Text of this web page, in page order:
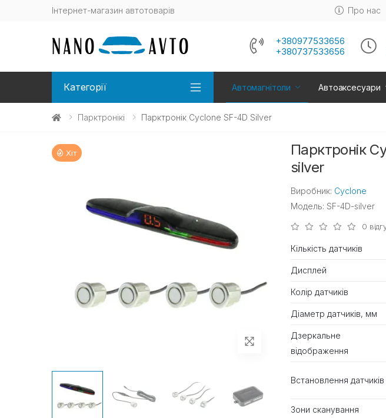
Інтернет-магазин автотоварів Про нас
+380977533656
+380737533656
Категорії Автомагнітоли Автоаксесуари
Парктронікі Парктронік Cyclone SF-4D Silver
Хіт
Парктронік
silver
Виробник: Cyclone
Модель: SF-4D-silver
0
Кількість датчиків
Дисплей
Колір датчиків
Діаметр датчиків, мм
Дзеркальне
відображення
Встановлення датчиків
Зони сканування